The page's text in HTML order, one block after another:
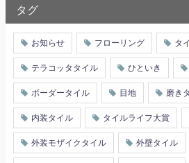
タグ
お知らせ フローリング タ
テラコッタタイル ひといき
ボーダータイル 目地 磨き
内装タイル タイルライフ大賞
外装モザイクタイル 外壁タイル